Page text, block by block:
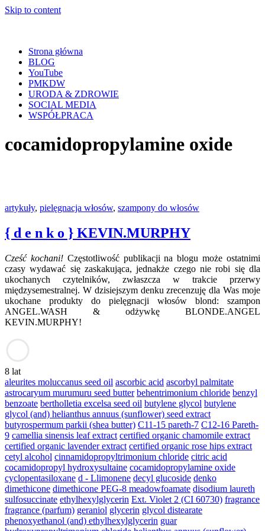
Skip to content
Strona główna
BLOG
YouTube
PMKDW
URODA & ZDROWIE
SOCIAL MEDIA
WSPÓŁPRACA
cocamidopropylamine oxide
artykuły, pielęgnacja włosów, szampony do włosów
{ d e n k o } KEVIN.MURPHY
Cześć kochani! Częstotliwość publikacji na blogu może ostatnimi
czasy wydawać się zaskakująca, jednakże czego nie robi się dla
ukochanych czytelników, zwłaszcza w trakcie przerwy
międzysemestralnej. W dzisiejszym denku zrecenzuję dla Was moje
ukochane produkty do pielęgnacji włosów blond: szampon
ANGEL.WASH & odżywkę BLONDE.ANGEL
KEVIN.MURPHY!
8 lat
aleurites moluccanus seed oil ascorbic acid ascorbyl palmitate
astrocaryum murumuru seed butter behentrimonium chloride benzyl
benzoate bertholletia excelsa seed oil butylene glycol butylene
glycol (and) helianthus annuus (sunflower) seed extract
butyrospermum parkii (shea butter) C11-15 pareth-7 C12-16 Pareth-
9 camellia sinensis leaf extract certified organic chamomile extract
certified organic lavender extract certified organic rose hips extract
cetyl alcohol cinnamidopropyltrimonium chloride citric acid
cocamidopropyl hydroxysultaine cocamidopropylamine oxide
cyclopentasiloxane d - Llimonene decyl glucoside denko
dimethicone dimethicone PEG-8 meadowfoamate disodium laureth
sulfosuccinate ethylhexylglycerin Ext. Violet 2 (CI 60730) fragrance
fragrance (parfum) geraniol glycerin glycol distearate
phenoxyethanol (and) ethylhexylglycerin guar